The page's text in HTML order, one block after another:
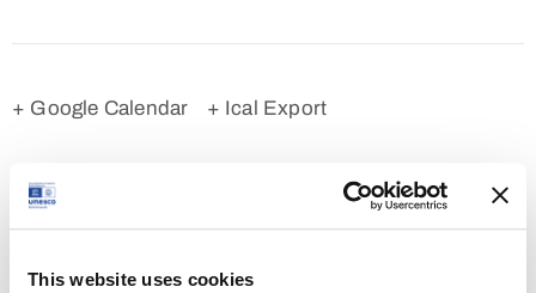
This website uses cookies
+ Google Calendar + Ical Export
Tipologia: